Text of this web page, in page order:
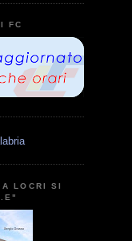
FC
A LOCRI SI